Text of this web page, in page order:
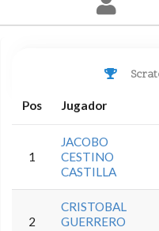
Pos Jugador
1
JACOBO
CESTINO
CASTILLA
2
CRISTOBAL
GUERRERO